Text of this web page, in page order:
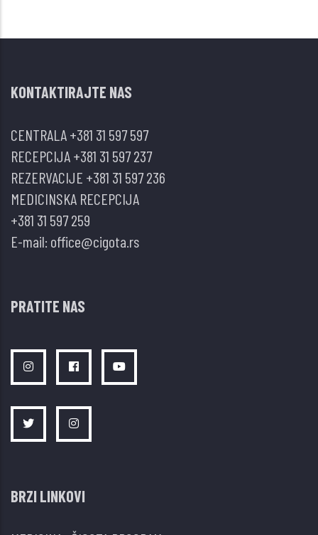
SINDROM
OPASNOST
ZA
LJUDSKO
ZDRAVLJE
21.
KONTAKTIRAJTE NAS
CENTRALA+381 31 597 597
RECEPCIJA+381 31 597 237
REZERVACIJE +381 31 597 236
MEDICINSKA RECEPCIJA
+381 31 597 259
E-mail: office@cigota.rs
PRATITE NAS
BRZI LINKOVI